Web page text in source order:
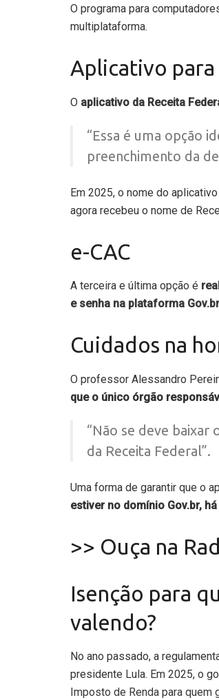
O programa para
multiplataforma.
Aplicativo
O aplicativo da Receita
“Essa é uma opção
preenchimento da
Em 2025, o nome do
agora recebeu o nome de
e-CAC
A terceira e última opção é
e senha na plataforma Gov.br
Cuidados na
O professor Alessandro
que o único órgão
“Não se deve
da Receita Federal”.
Uma forma de garantir que o
estiver no domínio Gov.br,
>> Ouça na
Isenção para
valendo?
No ano passado, a
presidente Lula. Em 2025, o
Imposto de Renda para quem